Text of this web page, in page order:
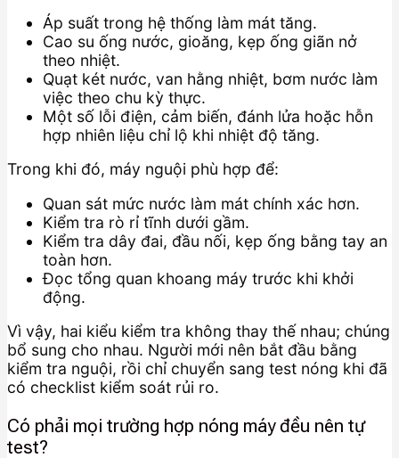
Áp suất trong hệ thống làm mát tăng.
Cao su ống nước, gioăng, kẹp ống giãn nở
theo nhiệt.
Quạt két nước, van hằng nhiệt, bơm nước làm
việc theo chu kỳ thực.
Một số lỗi điện, cảm biến, đánh lửa hoặc hỗn
hợp nhiên liệu chỉ lộ khi nhiệt độ tăng.
Trong khi đó, máy nguội phù hợp để:
Quan sát mức nước làm mát chính xác hơn.
Kiểm tra rò rỉ tĩnh dưới gầm.
Kiểm tra dây đai, đầu nối, kẹp ống bằng tay an
toàn hơn.
Đọc tổng quan khoang máy trước khi khởi
động.
Vì vậy, hai kiểu kiểm tra không thay thế nhau; chúng
bổ sung cho nhau. Người mới nên bắt đầu bằng
kiểm tra nguội, rồi chỉ chuyển sang test nóng khi đã
có checklist kiểm soát rủi ro.
Có phải mọi trường hợp nóng máy đều nên tự
test?